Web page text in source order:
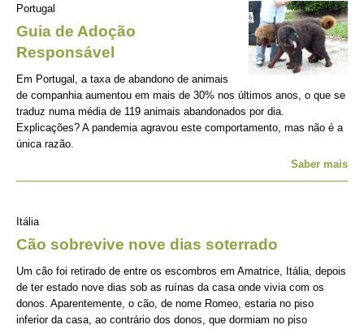
Portugal
Guia de Adoção
Responsável
Em Portugal, a taxa de abandono de animais
de companhia aumentou em mais de 30% nos últimos anos, o que se
traduz numa média de 119 animais abandonados por dia.
Explicações? A pandemia agravou este comportamento, mas não é a
única razão.
Saber mais
Itália
Cão sobrevive nove dias soterrado
Um cão foi retirado de entre os escombros em Amatrice, Itália, depois
de ter estado nove dias sob as ruínas da casa onde vivia com os
donos. Aparentemente, o cão, de nome Romeo, estaria no piso
inferior da casa, ao contrário dos donos, que dormiam no piso